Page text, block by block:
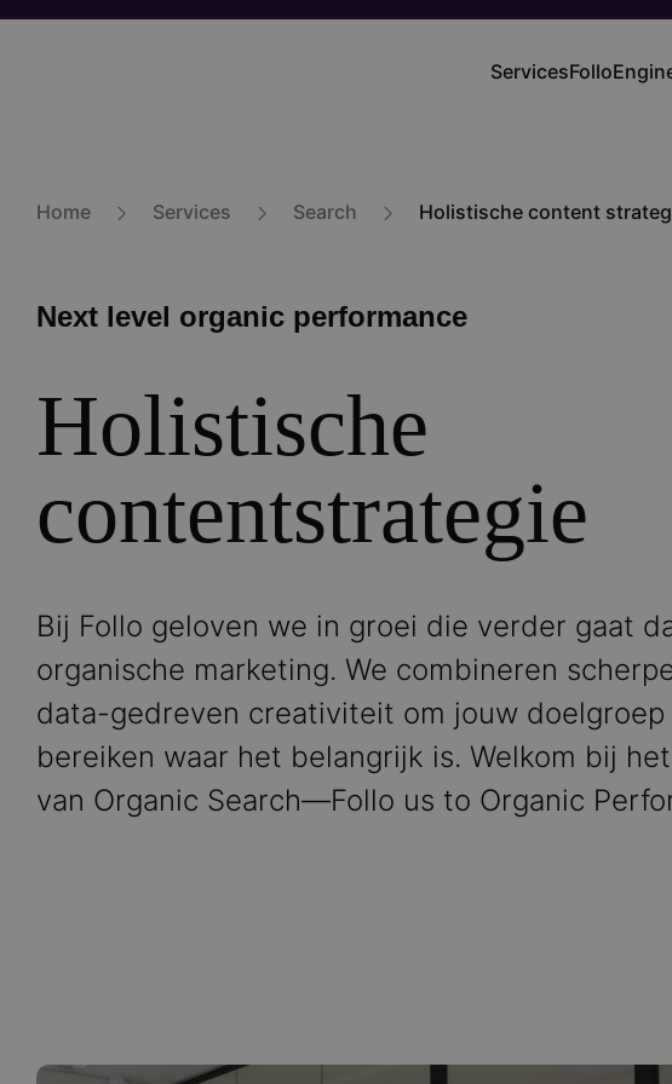
Overslaan
Main
Services
Home Services Search Holistische content
Next level organic performance
Holistische
contentstrategie
Bij Follo geloven we in groei die verder gaat
organische marketing. We combineren
data-gedreven creativiteit om jouw
bereiken waar het belangrijk is. Welkom bij
van Organic Search—Follo us to Organic